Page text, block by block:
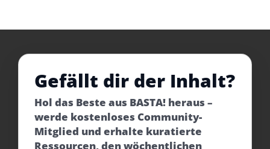
Gefällt dir der Inhalt?
Hol das Beste aus BASTA! heraus –
werde kostenloses Community-
Mitglied und erhalte kuratierte
Ressourcen, den wöchentlichen